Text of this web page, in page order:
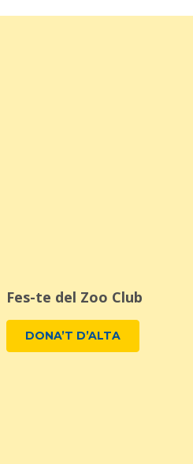
Fes-te del Zoo Club
DONA’T D’ALTA